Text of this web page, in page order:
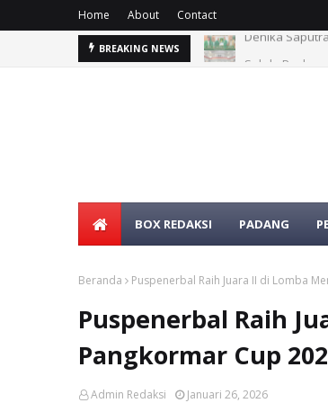
Home About Contact
BREAKING NEWS Sekda
BOX REDAKSI PADANG
Beranda Puspenerbal Raih Juara II di Lomba
Puspenerbal Raih
Pangkormar Cup
Admin Redaksi Januari 26, 2026